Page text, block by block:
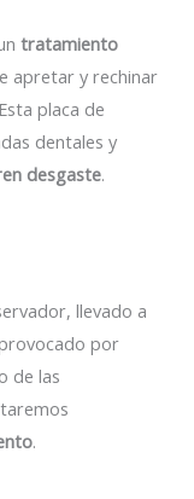
tratamiento
apretar y rechinar
placa de
dentales y
desgaste.
llevado a
por
de las
.